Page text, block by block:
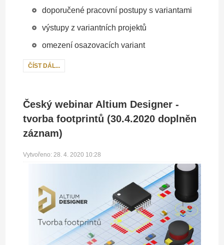
doporučené pracovní postupy s variantami
výstupy z variantních projektů
omezení osazovacích variant
ČÍST DÁL...
Český webinar Altium Designer -
tvorba footprintů (30.4.2020 doplněn
záznam)
Vytvořeno: 28. 4. 2020 10:28